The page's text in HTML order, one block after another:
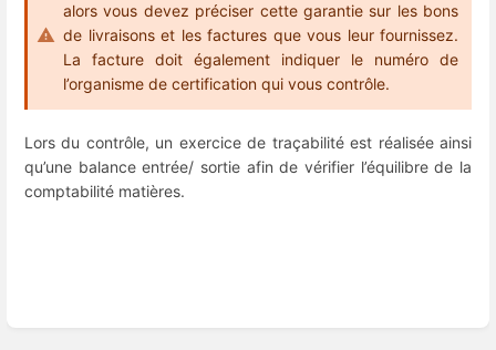
alors vous devez préciser cette garantie sur les bons
de livraisons et les factures que vous leur fournissez.
La facture doit également indiquer le numéro de
l’organisme de certification qui vous contrôle.
Lors du contrôle, un exercice de traçabilité est réalisée ainsi
qu’une balance entrée/ sortie afin de vérifier l’équilibre de la
comptabilité matières.